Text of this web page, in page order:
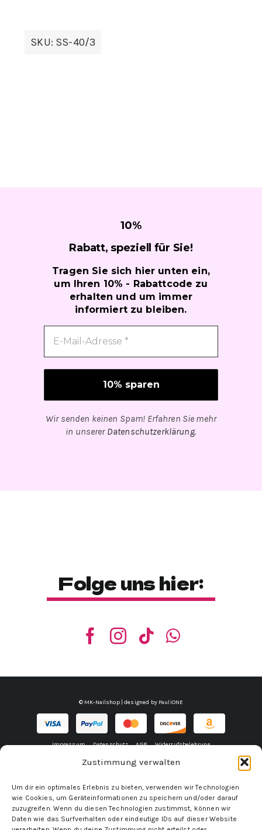
Zustimmung verwalten
Um dir ein optimales Erlebnis zu bieten, verwenden wir Technologien
wie Cookies, um Geräteinformationen zu speichern und/oder darauf
zuzugreifen. Wenn du diesen Technologien zustimmst, können wir
Daten wie das Surfverhalten oder eindeutige IDs auf dieser Website
SKU: SS-40/3
10%
Rabatt, speziell für Sie!
Tragen Sie sich hier unten ein,
um Ihren 10% - Rabattcode zu
erhalten und um immer
informiert zu bleiben.
Wir senden keinen Spam! Erfahren Sie mehr
in unserer Datenschutzerklärung.
Folge uns hier:
© MK-Nailshop | designed by PauliONE
Impressum Datenschutz AGB Widerrufsbelehrung